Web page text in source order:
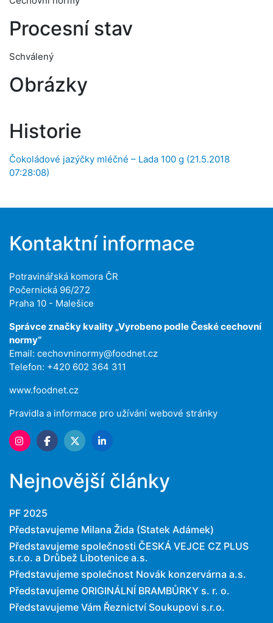
Procesní stav
Schválený
Obrázky
Historie
Čokoládové jazýčky mléčné – Lada 100 g (21.5.2018
07:28:08)
Kontaktní informace
Potravinářská komora ČR
Počernická 96/272
Praha 10 - Malešice
Správce značky kvality „Vyrobeno podle České cechovní
normy“
Email: cechovninormy@foodnet.cz
Telefon: +420 602 364 311
www.foodnet.cz
Pravidla a informace pro užívání webové stránky
Nejnovější články
PF 2025
Představujeme Milana Žida (Statek Adámek)
Představujeme společnosti ČESKÁ VEJCE CZ PLUS
s.r.o. a Drůbež Libotenice a.s.
Představujeme společnost Novák konzervárna a.s.
Představujeme ORIGINÁLNÍ BRAMBŮRKY s. r. o.
Představujeme Vám Řeznictví Soukupovi s.r.o.